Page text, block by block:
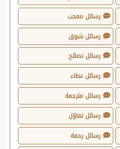
رسائل معجب
رسائل شوق
رسائل نصائح
رسائل عطاء
رسائل مترجمة
رسائل تفاؤل
رسائل رحمة